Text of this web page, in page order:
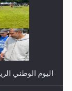
اليوم الوطني